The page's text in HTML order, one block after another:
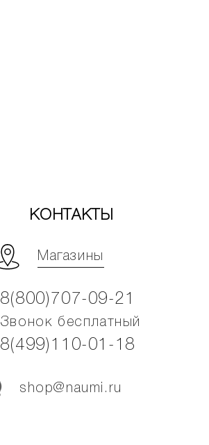
КОНТАКТЫ
Магазины
8(800)707-09-21
Звонок бесплатный
8(499)110-01-18
shop@naumi.ru